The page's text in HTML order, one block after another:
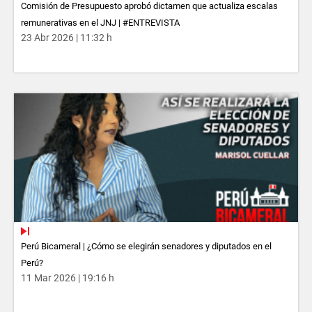
Comisión de Presupuesto aprobó dictamen que actualiza escalas
remunerativas en el JNJ | #ENTREVISTA
23 Abr 2026 | 11:32 h
Perú Bicameral | ¿Cómo se elegirán senadores y diputados en el
Perú?
11 Mar 2026 | 19:16 h